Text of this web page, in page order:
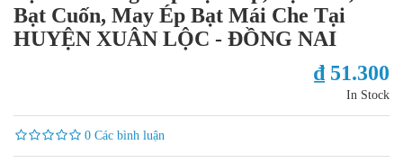
Bạt Cuốn, May Ép Bạt Mái Che Tại
HUYỆN XUÂN LỘC - ĐỒNG NAI
₫ 51.300
In Stock
0 Các bình luận